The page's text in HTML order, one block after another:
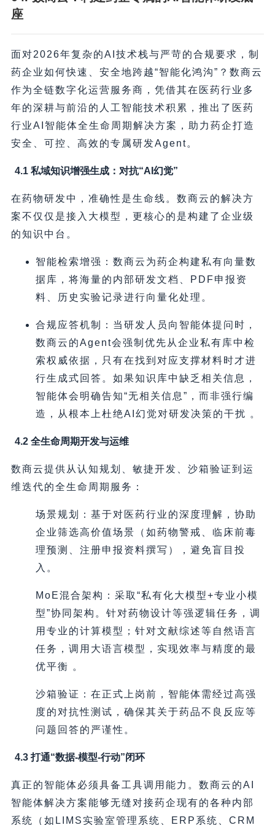
座
面对2026年复杂的AI技术栈与严苛的合规要求，制
药企业如何快速、安全地跨越“智能化鸿沟”？数商云
作为全链数字化运营服务商，凭借其在医药行业多
年的深耕与前沿的人工智能技术积累，推出了医药
行业AI智能体全生命周期解决方案，助力药企打造
安全、可控、高效的专属研发Agent。
4.1 私域知识增强生成：对抗“AI幻觉”
在药物研发中，准确性是生命线。数商云的解决方
案不仅仅是接入大模型，更核心的是构建了企业级
的知识中台。
智能检索增强：数商云为药企构建私有向量数
据库，将海量的内部研发文档、PDF申报资
料、历史实验记录进行向量化处理。
合规应答机制：当研发人员向智能体提问时，
数商云的Agent会强制优先从企业私有库中检
索权威依据，只有在找到对应支撑材料时才进
行生成式回答。如果知识库中缺乏相关信息，
智能体会明确告知“无相关信息”，而非强行编
造，从根本上杜绝AI幻觉对研发决策的干扰 。
4.2 全生命周期开发与运维
数商云提供从认知规划、敏捷开发、沙箱验证到运
维迭代的全生命周期服务：
场景规划：基于对医药行业的深度理解，协助
企业筛选高价值场景（如药物警戒、临床前毒
理预测、注册申报资料撰写），避免盲目投
入。
MoE混合架构：采取“私有化大模型+专业小模
型”协同架构。针对药物设计等强逻辑任务，调
用专业的计算模型；针对文献综述等自然语言
任务，调用大语言模型，实现效率与精度的最
优平衡 。
沙箱验证：在正式上岗前，智能体需经过高强
度的对抗性测试，确保其关于药品不良反应等
问题回答的严谨性。
4.3 打通“数据-模型-行动”闭环
真正的智能体必须具备工具调用能力。数商云的AI
智能体解决方案能够无缝对接药企现有的各种内部
系统（如LIMS实验室管理系统、ERP系统、CRM